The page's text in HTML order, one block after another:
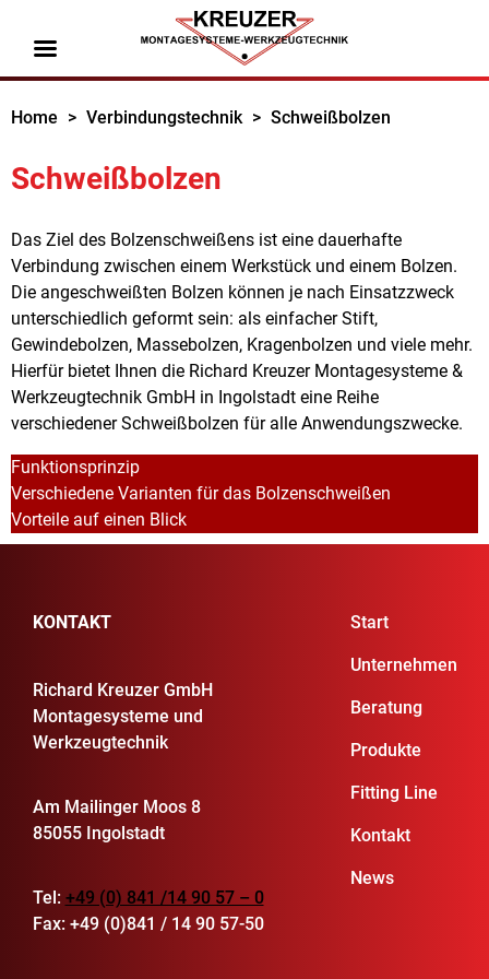
Home > Verbindungstechnik > Schweißbolzen
Schweißbolzen
Das Ziel des Bolzenschweißens ist eine dauerhafte
Verbindung zwischen einem Werkstück und einem Bolzen.
Die angeschweißten Bolzen können je nach Einsatzzweck
unterschiedlich geformt sein: als einfacher Stift,
Gewindebolzen, Massebolzen, Kragenbolzen und viele mehr.
Hierfür bietet Ihnen die Richard Kreuzer Montagesysteme &
Werkzeugtechnik GmbH in Ingolstadt eine Reihe
verschiedener Schweißbolzen für alle Anwendungszwecke.
Funktionsprinzip
Verschiedene Varianten für das Bolzenschweißen
Vorteile auf einen Blick
KONTAKT
Richard Kreuzer GmbH
Montagesysteme und
Werkzeugtechnik
Am Mailinger Moos 8
85055 Ingolstadt
Tel: +49 (0) 841 /14 90 57 – 0
Fax: +49 (0)841 / 14 90 57-50
Start
Unternehmen
Beratung
Produkte
Fitting Line
Kontakt
News